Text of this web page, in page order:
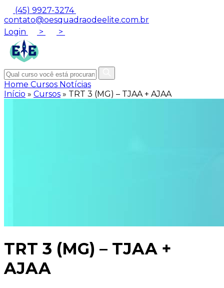
(45) 9927-3274
contato@oesquadraodeelite.com.br
Login
> >
Home Cursos Notícias
Início » Cursos » TRT 3 (MG) – TJAA + AJAA
TRT 3 (MG) – TJAA +
AJAA